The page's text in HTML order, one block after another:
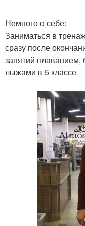
Немного о себе:
Заниматься в
сразу после
занятий
лыжами в 5 классе